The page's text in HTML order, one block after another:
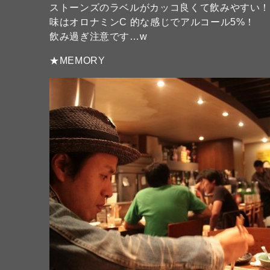
ストーンズのラベルがカッコ良くて飲みやすい！
味はオロナミンC 的な感じでアルコール5%！
飲み過ぎ注意です…w
★MEMORY